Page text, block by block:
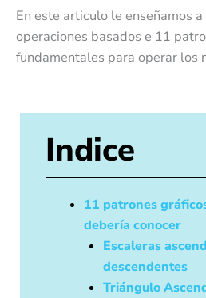
En este articulo le enseñamos
operaciones basados e 11
fundamentales para operar los
Indice
11 patrones
debería conocer
Escaleras
descendentes
Triángulo